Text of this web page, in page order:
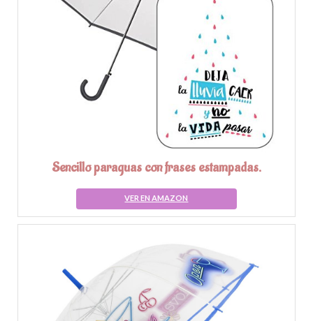
Sencillo paraguas con frases estampadas.
VER EN AMAZON